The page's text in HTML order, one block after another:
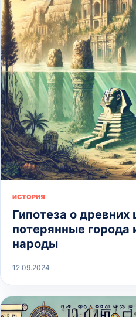
ИСТОРИЯ
Гипотеза о древних
потерянные города
народы
12.09.2024